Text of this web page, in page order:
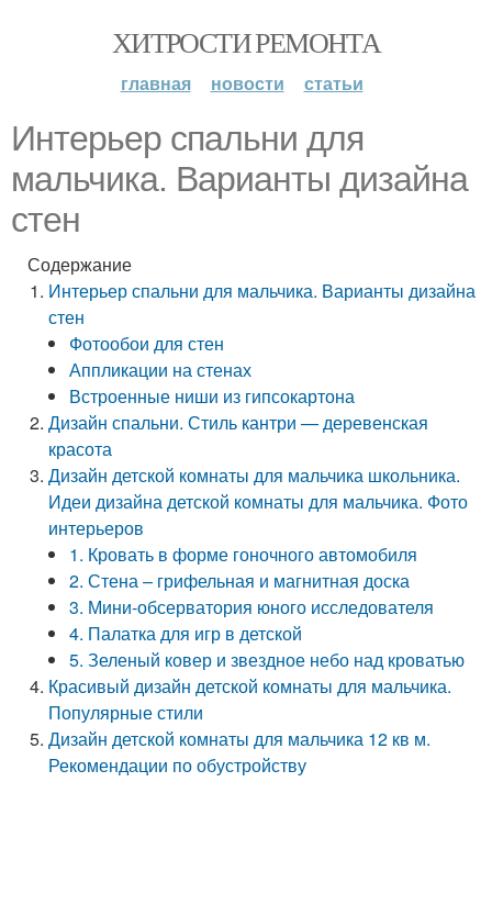
ХИТРОСТИ РЕМОНТА
главная новости статьи
Интерьер спальни для
мальчика. Варианты дизайна
стен
Содержание
Интерьер спальни для мальчика. Варианты дизайна
стен
Фотообои для стен
Аппликации на стенах
Встроенные ниши из гипсокартона
Дизайн спальни. Стиль кантри — деревенская
красота
Дизайн детской комнаты для мальчика школьника.
Идеи дизайна детской комнаты для мальчика. Фото
интерьеров
1. Кровать в форме гоночного автомобиля
2. Стена – грифельная и магнитная доска
3. Мини-обсерватория юного исследователя
4. Палатка для игр в детской
5. Зеленый ковер и звездное небо над кроватью
Красивый дизайн детской комнаты для мальчика.
Популярные стили
Дизайн детской комнаты для мальчика 12 кв м.
Рекомендации по обустройству